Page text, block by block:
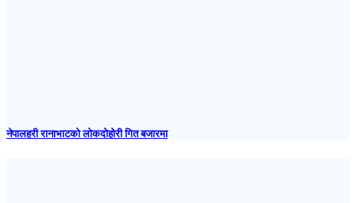
नेपालहरी रानाभाटको लोकदोहोरी गित बजारमा